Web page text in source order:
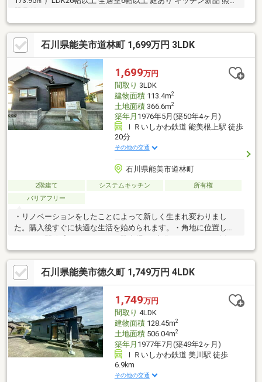
器具付き
石川県能美市道林町 1,699万円 3LDK
1,699万円
間取り 3LDK
建物面積113.4m2
土地面積366.6m2
築年月 1976年5月(築50年4ヶ月)
ＩＲいしかわ鉄道 能美根上駅 徒歩
20分
その他の交通
石川県能美市道林町
2階建て システムキッチン
所有権
バリアフリー
・リノベーションをしたことによって新しく生まれ変わりまし
た。購入後すぐに快適な生活を始められます。・角地に位置して
ているため、来客時にも安心です。・モニター付きインターホン
を設置しており、防犯面も考慮されています。・実際に広さと快
適さをぜひ一度体感してみませんか?
石川県能美市徳久町 1,749万円 4LDK
1,749万円
間取り 4LDK
建物面積128.45m2
土地面積506.04m2
築年月 1977年7月(築49年2ヶ月)
ＩＲいしかわ鉄道 美川駅 徒歩
6.9km
その他の交通